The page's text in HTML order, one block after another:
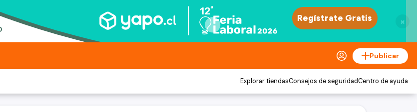
×
Publicar
Explorar tiendasConsejos de seguridadCentro de ayuda